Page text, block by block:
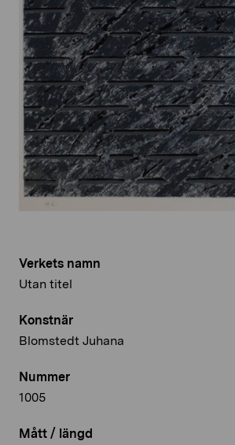
Verkets namn
Utan titel
Konstnär
Blomstedt Juhana
Nummer
1005
Mått / längd